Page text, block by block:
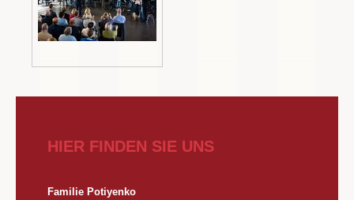
HIER FINDEN SIE UNS
Familie Potiyenko